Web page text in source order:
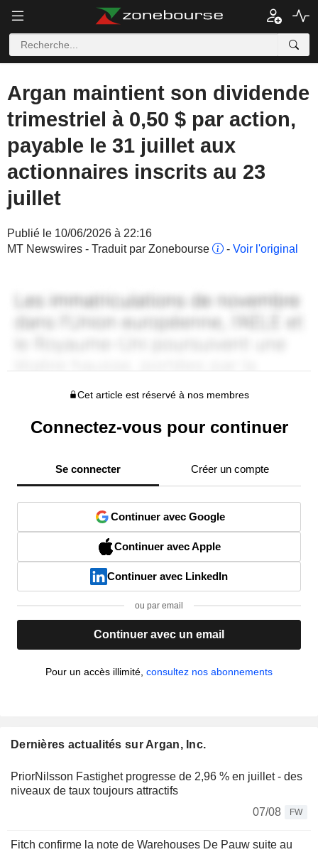
Argan maintient son dividende
trimestriel à 0,50 $ par action,
payable le 31 juillet aux
actionnaires inscrits au 23
juillet
Publié le 10/06/2026 à 22:16
MT Newswires - Traduit par Zonebourse
- Voir l'original
Cet article est réservé à nos membres
Connectez-vous pour continuer
Se connecter Créer un compte
Continuer avec Google
Continuer avec Apple
Continuer avec LinkedIn
ou par email
Continuer avec un email
Pour un accès illimité, consultez nos abonnements
Dernières actualités sur Argan, Inc.
PriorNilsson Fastighet progresse de 2,96 % en juillet - des
niveaux de taux toujours attractifs
07/08
FW
Fitch confirme la note de Warehouses De Pauw suite au